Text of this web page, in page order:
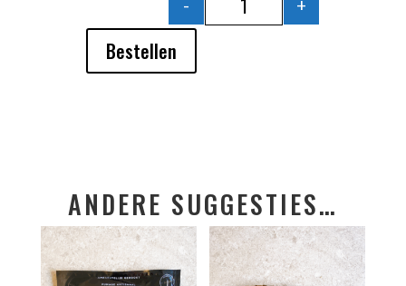
AMBACHTELIJK
- +
Bestellen
ANDERE SUGGESTIES…